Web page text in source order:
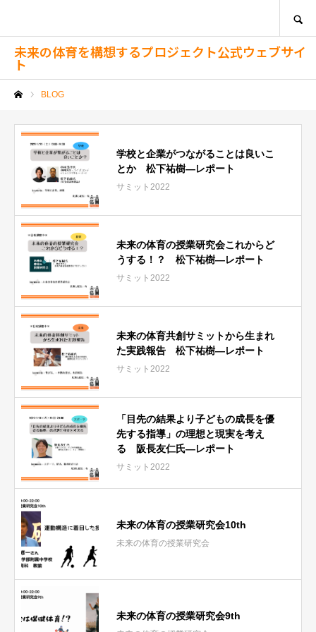
未来の体育を構想するプロジェクト公式ウェブサイ
ト
BLOG
学校と企業がつながることは良いこ
とか 松下祐樹―レポート
サミット2022
未来の体育の授業研究会これからど
うする！？ 松下祐樹―レポート
サミット2022
未来の体育共創サミットから生まれ
た実践報告 松下祐樹―レポート
サミット2022
「目先の結果より子どもの成長を優
先する指導」の理想と現実を考え
る 阪長友仁氏―レポート
サミット2022
未来の体育の授業研究会10th
未来の体育の授業研究会
未来の体育の授業研究会9th